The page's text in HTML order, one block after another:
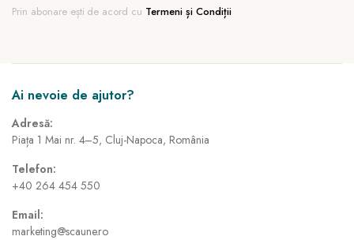
Prin abonare ești de acord cu Termeni și Condiții
Ai nevoie de ajutor?
Adresă:
Piața 1 Mai nr. 4–5, Cluj-Napoca, România
Telefon:
+40 264 454 550
Email:
marketing@scaune.ro